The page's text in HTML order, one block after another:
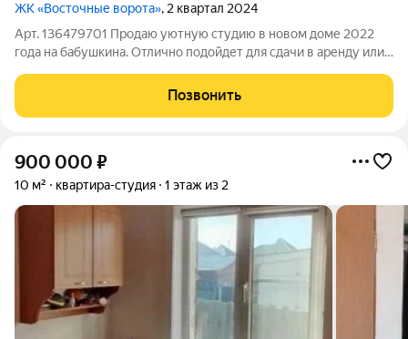
ЖК «Восточные ворота», 2 квартал 2024
Арт. 136479701 Продаю уютную студию в новом доме 2022
года на бабушкина. Отлично подойдет для сдачи в аренду или
доступность, магазины, школы, сады. Студия фитнеса, салоны
красоты, химчистка,
Позвонить
900 000 ₽
10 м² квартира-студия 1 этаж из 2